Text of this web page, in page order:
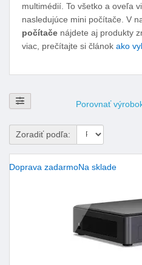
multimédií. To všetko a oveľa
nasledujúce mini počítače. V
počítače nájdete aj produkty
viac, prečítajte si článok ako
Zobraziť filtre Porovnať
Zoradiť podľa:
Doprava zadarmoNa sklade